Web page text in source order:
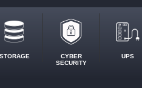
STORAGE
CYBER
SECURITY
UPS